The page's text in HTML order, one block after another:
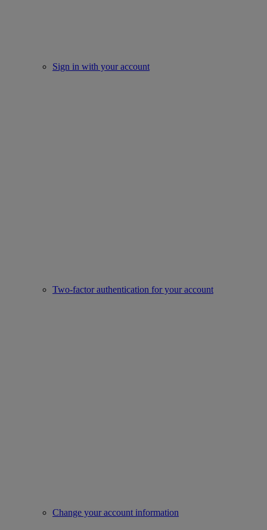
Sign in with your account
Two-factor authentication for your account
Change your account information